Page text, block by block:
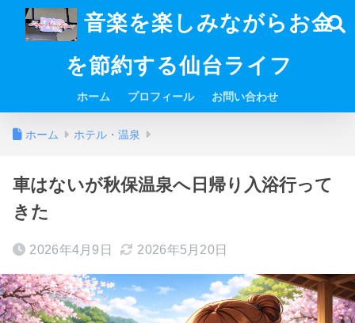
音楽を楽しみながらお金
を節約する仙台ライフ
ホーム プロフィール お問い合わせ
ホーム ホテル・温泉
車はないが秋保温泉へ日帰り入浴行って
きた
2026年4月9日 2026年5月20日